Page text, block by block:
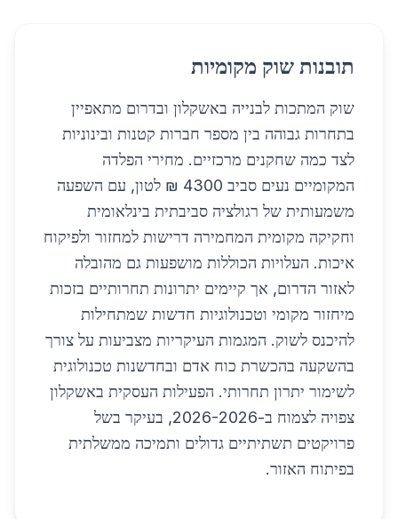
תובנות שוק מקומיות
שוק המתכות לבנייה באשקלון ובדרום מתאפיין
בתחרות גבוהה בין מספר חברות קטנות ובינוניות
לצד כמה שחקנים מרכזיים. מחירי הפלדה
המקומיים נעים סביב 4300 ₪ לטון, עם השפעה
משמעותית של רגולציה סביבתית בינלאומית
וחקיקה מקומית המחמירה דרישות למחזור ולפיקוח
איכות. העלויות הכוללות מושפעות גם מהובלה
לאזור הדרום, אך קיימים יתרונות תחרותיים בזכות
מיחזור מקומי וטכנולוגיות חדשות שמתחילות
להיכנס לשוק. המגמות העיקריות מצביעות על צורך
בהשקעה בהכשרת כוח אדם ובחדשנות טכנולוגית
לשימור יתרון תחרותי. הפעילות העסקית באשקלון
צפויה לצמוח ב-2026-2026, בעיקר בשל
פרויקטים תשתיתיים גדולים ותמיכה ממשלתית
בפיתוח האזור.